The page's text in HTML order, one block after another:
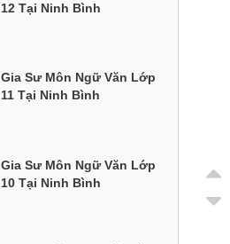
12 Tại Ninh Bình
Gia Sư Môn Ngữ Văn Lớp
11 Tại Ninh Bình
Gia Sư Môn Ngữ Văn Lớp
10 Tại Ninh Bình